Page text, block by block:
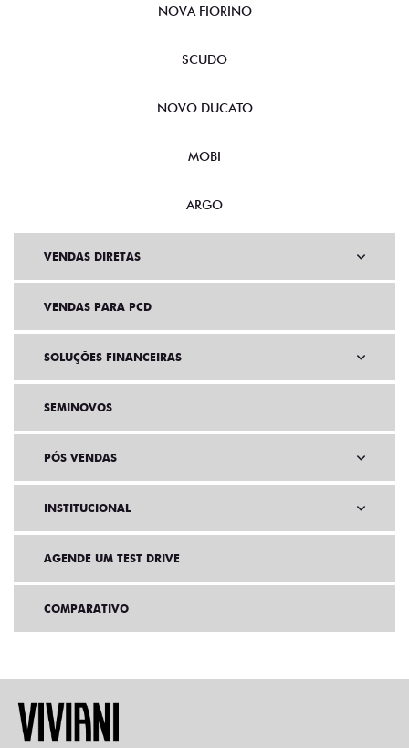
NOVA FIORINO
SCUDO
NOVO DUCATO
MOBI
ARGO
VENDAS DIRETAS
VENDAS PARA PCD
SOLUÇÕES FINANCEIRAS
SEMINOVOS
PÓS VENDAS
INSTITUCIONAL
AGENDE UM TEST DRIVE
COMPARATIVO